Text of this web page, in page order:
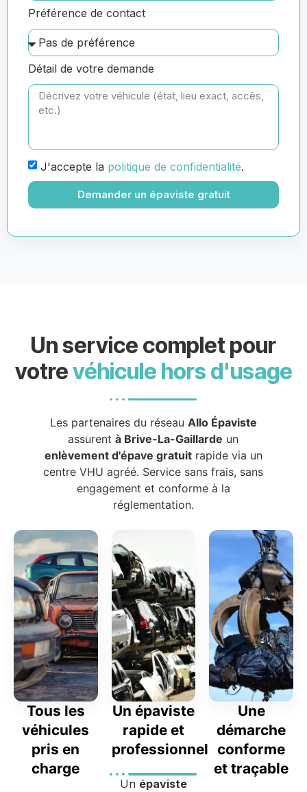
Préférence de contact
Détail de votre demande
J'accepte la politique de confidentialité.
Demander un épaviste gratuit
Un service complet pour
votrevéhicule hors d'usage
Les partenaires du réseau Allo Épaviste
assurentà Brive-La-Gaillarde un
enlèvement d'épave gratuitrapide via un
centre VHU agréé. Service sans frais, sans
engagement et conforme à la
réglementation.
Tous les
véhicules
pris en
charge
Un épaviste
rapide et
professionnel
Un épaviste
Une
démarche
conforme
et traçable